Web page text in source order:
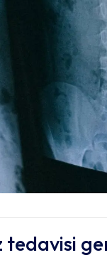
tedavisi